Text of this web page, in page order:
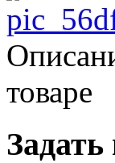
товаре
Задать